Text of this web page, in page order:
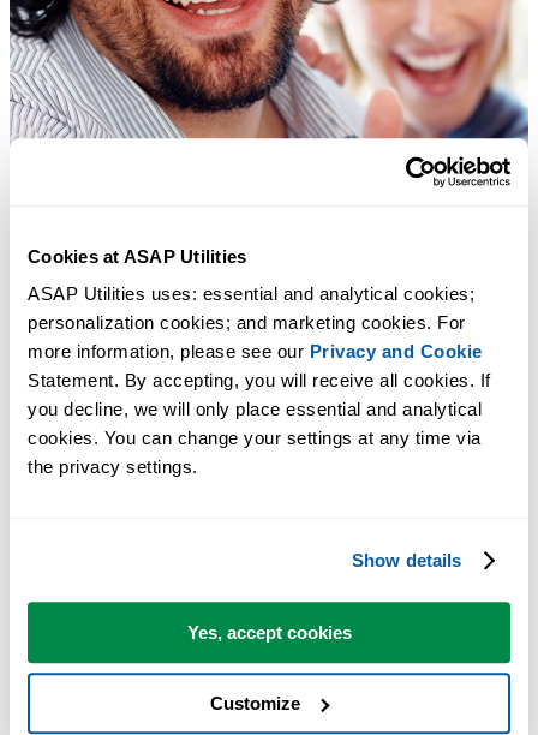
Cookies at ASAP Utilities
ASAP Utilities uses: essential and analytical cookies;
personalization cookies; and marketing cookies. For
more information, please see our Privacy and Cookie
Statement. By accepting, you will receive all cookies. If
you decline, we will only place essential and analytical
cookies. You can change your settings at any time via
the privacy settings.
Show details
Yes, accept cookies
Customize
许多 Excel 用户希望 Excel 内置的实用工具
节省 Excel 工作时间，简单高效。